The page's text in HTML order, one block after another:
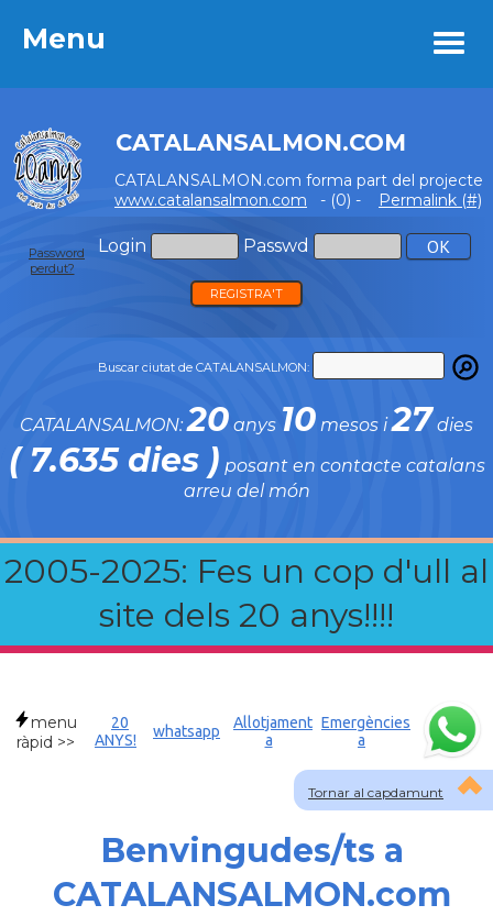
Menu
CATALANSALMON.COM
CATALANSALMON.com forma part del projecte
www.catalansalmon.com - (0) - Permalink (#)
Login Passwd
Password
perdut?
REGISTRA'T
Buscar ciutat de CATALANSALMON:
CATALANSALMON:20 anys 10 mesos i27 dies
( 7.635 dies ) posant en contacte catalans
arreu del món
2005-2025: Fes un cop d'ull al
site dels 20 anys!!!!
Menu
Tornar al capdamunt
menu
ràpid >>
20
ANYS!
whatsapp
Allotjament
a
Emergències
a
Benvingudes/ts a
CATALANSALMON.com